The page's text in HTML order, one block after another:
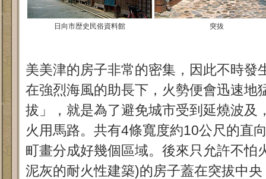
日向市歴史民俗資料館 突抜
美美津的房子非常的密集，因此不時發
在強烈海風的助長下，火勢便會迅速地
拔」，就是為了避免城市受到延燒波及
火用馬路。共有4條寬度約10公尺的直
町畫分成好幾個區域。後來只允許不怕
泥灰的耐火性建築)的房子蓋在突拔中